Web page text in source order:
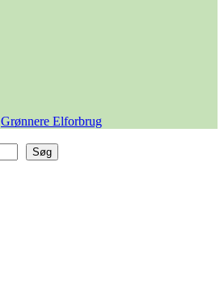
Grønnere Elforbrug
Søg